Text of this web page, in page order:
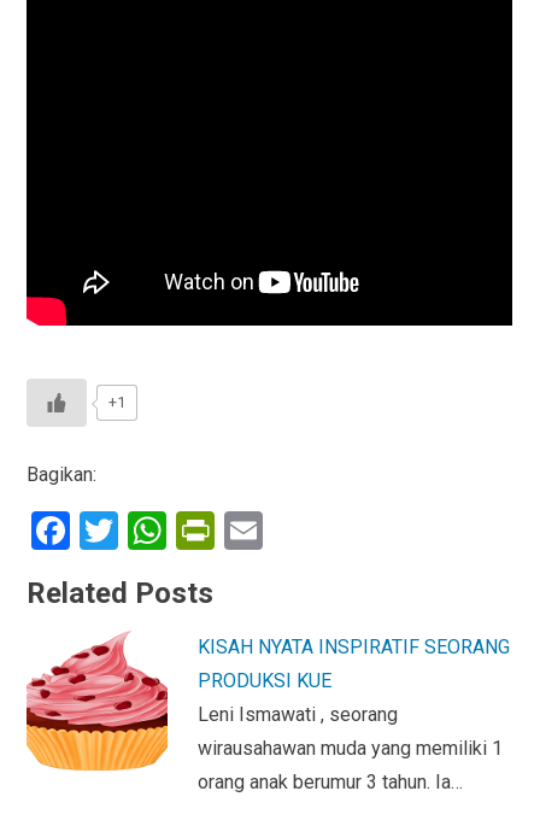
+1
Bagikan:
F
ce
b
o
o
k
T
wi
tt
er
W
at
A
p
p
Pr
ri
e
n
dl
y
Related Posts
KISAH NYATA INSPIRATIF SEORANG
PRODUKSI KUE
Leni Ismawati , seorang
wirausahawan muda yang memiliki 1
orang anak berumur 3 tahun. Ia…